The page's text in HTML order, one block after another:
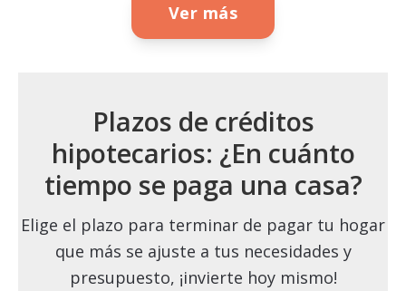
Ver más
Plazos de créditos
hipotecarios: ¿En cuánto
tiempo se paga una casa?
Elige el plazo para terminar de pagar tu hogar
que más se ajuste a tus necesidades y
presupuesto, ¡invierte hoy mismo!